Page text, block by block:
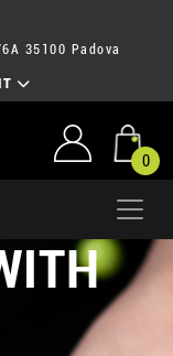
35100 Padova
IT
0